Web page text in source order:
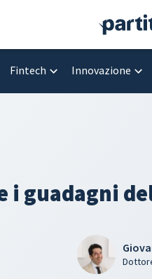
Fintech Innovazione
i guadagni